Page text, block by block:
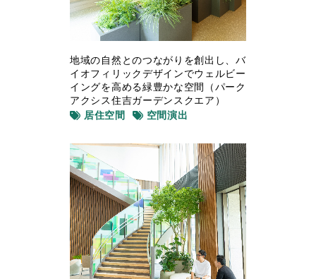
地域の自然とのつながりを創出し、バ
イオフィリックデザインでウェルビー
イングを高める緑豊かな空間（パーク
アクシス住吉ガーデンスクエア）
居住空間
空間演出